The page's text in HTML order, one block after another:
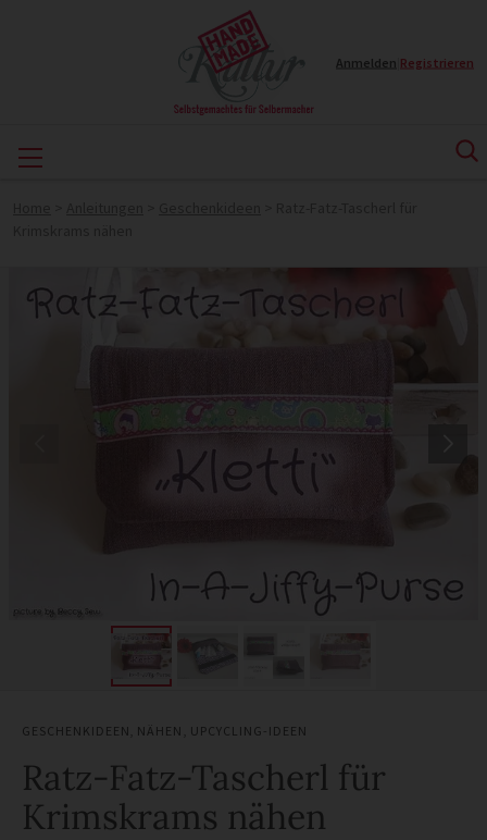
Anmelden Registrieren
GESCHENKIDEEN NÄHEN UPCYCLING-IDEEN
Ratz-Fatz-Tascherl für
Krimskrams nähen